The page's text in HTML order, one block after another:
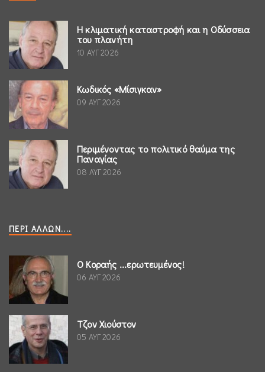
Η κλιματική καταστροφή και η Οδύσσεια
του πλανήτη
10 ΑΥΓ 2026
Κωδικός «Μίσιγκαν»
09 ΑΥΓ 2026
Περιμένοντας το πολιτικό θαύμα της
Παναγίας
08 ΑΥΓ 2026
ΠΕΡΊ ΆΛΛΩΝ....
Ο Κοραής ...ερωτευμένος!
06 ΑΥΓ 2026
Τζον Χιούστον
05 ΑΥΓ 2026